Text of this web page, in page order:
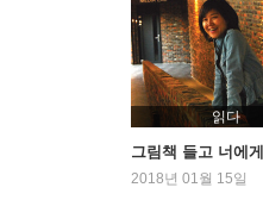
인트로 [그림책
육아법 그림책
성장 세상에 첫
정서 엄마는 분꽃
성장 감기 걸려
캐릭터 이렇게
읽다
그림책 들고 너에
2018년 01월 15일